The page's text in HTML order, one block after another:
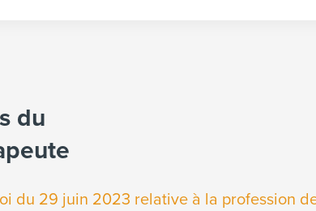
du
du 29 juin 2023 relative à la profession